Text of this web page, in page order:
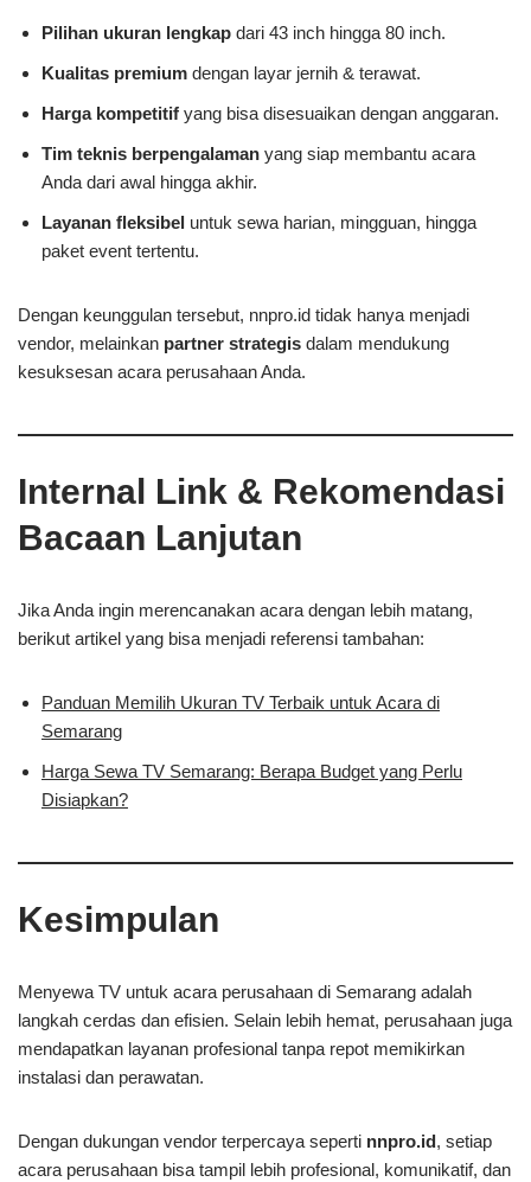
Pilihan ukuran lengkap dari 43 inch hingga 80 inch.
Kualitas premium dengan layar jernih & terawat.
Harga kompetitif yang bisa disesuaikan dengan anggaran.
Tim teknis berpengalaman yang siap membantu acara
Anda dari awal hingga akhir.
Layanan fleksibel untuk sewa harian, mingguan, hingga
paket event tertentu.
Dengan keunggulan tersebut, nnpro.id tidak hanya menjadi
vendor, melainkan partner strategis dalam mendukung
kesuksesan acara perusahaan Anda.
Internal Link & Rekomendasi
Bacaan Lanjutan
Jika Anda ingin merencanakan acara dengan lebih matang,
berikut artikel yang bisa menjadi referensi tambahan:
Panduan Memilih Ukuran TV Terbaik untuk Acara di
Semarang
Harga Sewa TV Semarang: Berapa Budget yang Perlu
Disiapkan?
Kesimpulan
Menyewa TV untuk acara perusahaan di Semarang adalah
langkah cerdas dan efisien. Selain lebih hemat, perusahaan juga
mendapatkan layanan profesional tanpa repot memikirkan
instalasi dan perawatan.
Dengan dukungan vendor terpercaya seperti nnpro.id, setiap
acara perusahaan bisa tampil lebih profesional, komunikatif, dan